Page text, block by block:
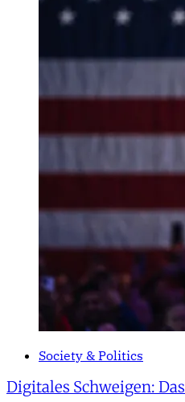
Society & Politics
Digitales Schweigen: